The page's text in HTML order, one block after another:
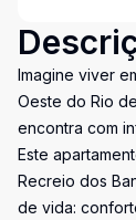
Imagine viver
Oeste do Rio
encontra com
Este
Recreio dos
de vida: